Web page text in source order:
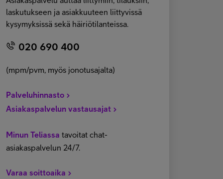
laskutukseen ja asiakkuuteen liittyvissä
kysymyksissä sekä häiriötilanteissa.
020 690 400
(mpm/pvm, myös jonotusajalta)
Palveluhinnasto
Asiakaspalvelun vastausajat
Minun Teliassa tavoitat chat-
asiakaspalvelun 24/7.
Varaa soittoaika